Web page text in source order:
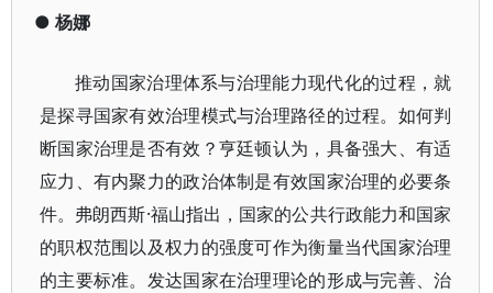
● 杨娜
推动国家治理体系与治理能力现代化的过程，就
是探寻国家有效治理模式与治理路径的过程。如何判
断国家治理是否有效？亨廷顿认为，具备强大、有适
应力、有内聚力的政治体制是有效国家治理的必要条
件。弗朗西斯·福山指出，国家的公共行政能力和国家
的职权范围以及权力的强度可作为衡量当代国家治理
的主要标准。发达国家在治理理论的形成与完善、治